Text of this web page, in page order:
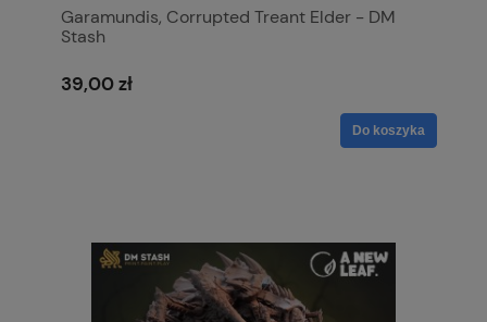
Garamundis, Corrupted Treant Elder - DM
Stash
39,00 zł
Do koszyka